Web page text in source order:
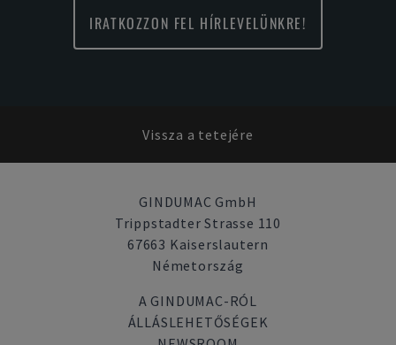
IRATKOZZON FEL HÍRLEVELÜNKRE!
Vissza a tetejére
GINDUMAC GmbH
Trippstadter Strasse 110
67663 Kaiserslautern
Németország
A GINDUMAC-RÓL
ÁLLÁSLEHETŐSÉGEK